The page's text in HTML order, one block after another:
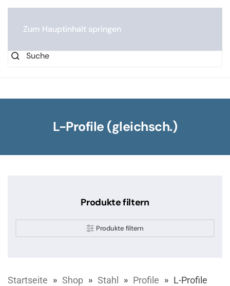
Zum Hauptinhalt springen
L-Profile (gleichsch.)
Produkte filtern
Produkte filtern
Startseite Shop Stahl Profile
L-Profile